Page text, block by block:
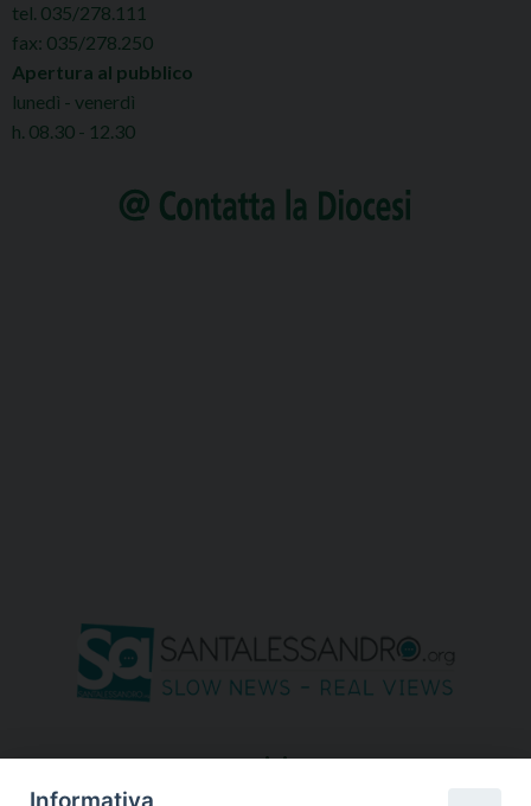
tel. 035/278.111
fax: 035/278.250
Apertura al pubblico
lunedì - venerdì
h. 08.30 - 12.30
seguici su